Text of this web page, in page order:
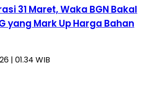
31 Maret, Waka BGN Bakal
yang Mark Up Harga Bahan
| 01.34 WIB